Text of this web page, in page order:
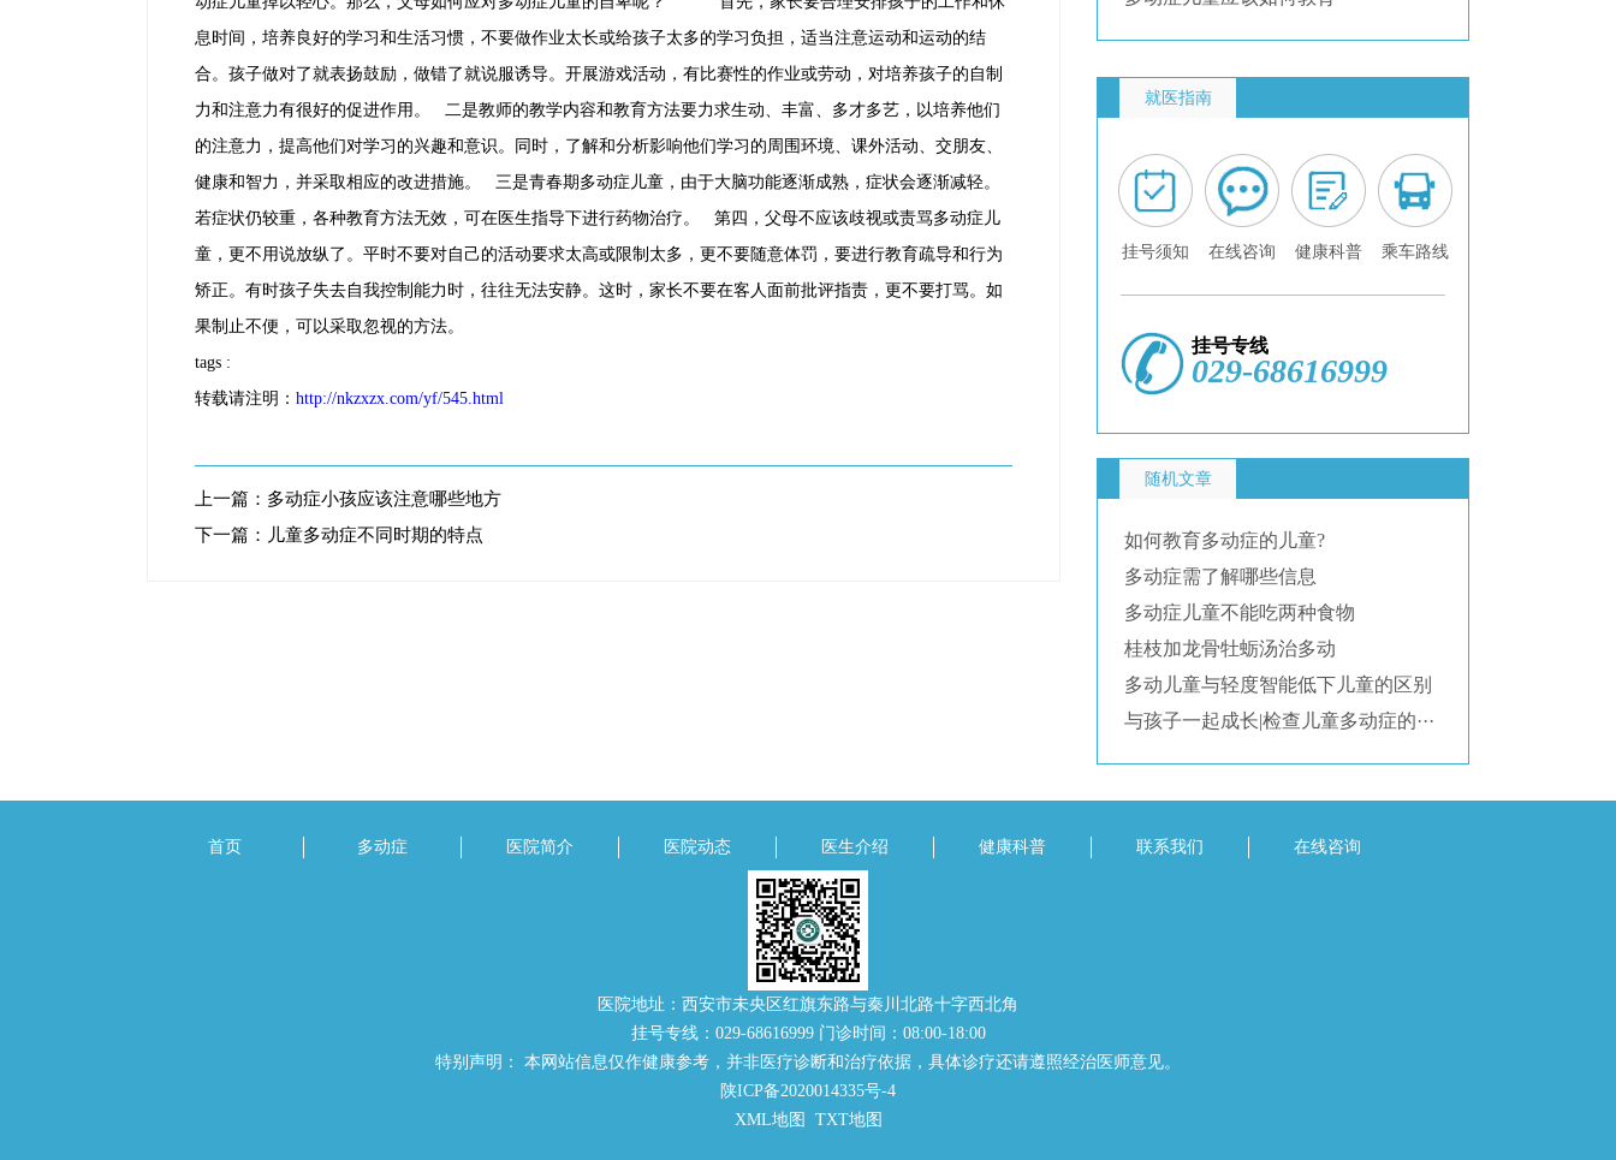
息时间，培养良好的学习和生活习惯，不要做作业太长或给孩子太多的学习负担，适当注意运动和运动的结
合。孩子做对了就表扬鼓励，做错了就说服诱导。开展游戏活动，有比赛性的作业或劳动，对培养孩子的自制
力和注意力有很好的促进作用。 二是教师的教学内容和教育方法要力求生动、丰富、多才多艺，以培养他们
的注意力，提高他们对学习的兴趣和意识。同时，了解和分析影响他们学习的周围环境、课外活动、交朋友、
健康和智力，并采取相应的改进措施。 三是青春期多动症儿童，由于大脑功能逐渐成熟，症状会逐渐减轻。
若症状仍较重，各种教育方法无效，可在医生指导下进行药物治疗。 第四，父母不应该歧视或责骂多动症儿
童，更不用说放纵了。平时不要对自己的活动要求太高或限制太多，更不要随意体罚，要进行教育疏导和行为
矫正。有时孩子失去自我控制能力时，往往无法安静。这时，家长不要在客人面前批评指责，更不要打骂。如
果制止不便，可以采取忽视的方法。
tags :
转载请注明： http://nkzxzx.com/yf/545.html
上一篇： 多动症小孩应该注意哪些地方
下一篇： 儿童多动症不同时期的特点
就医指南
挂号须知 在线咨询 健康科普 乘车路线
挂号专线
029-68616999
随机文章
如何教育多动症的儿童?
多动症需了解哪些信息
多动症儿童不能吃两种食物
桂枝加龙骨牡蛎汤治多动
多动儿童与轻度智能低下儿童的区别
与孩子一起成长|检查儿童多动症的···
首页 多动症 医院简介 医院动态 医生介绍 健康科普 联系我们 在线咨询
医院地址：西安市未央区红旗东路与秦川北路十字西北角
挂号专线：029-68616999 门诊时间：08:00-18:00
特别声明： 本网站信息仅作健康参考，并非医疗诊断和治疗依据，具体诊疗还请遵照经治医师意见。
陕ICP备2020014335号-4
XML地图
TXT地图